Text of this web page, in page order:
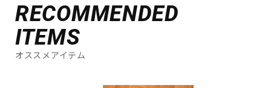
RECOMMENDED
ITEMS
オススメアイテム